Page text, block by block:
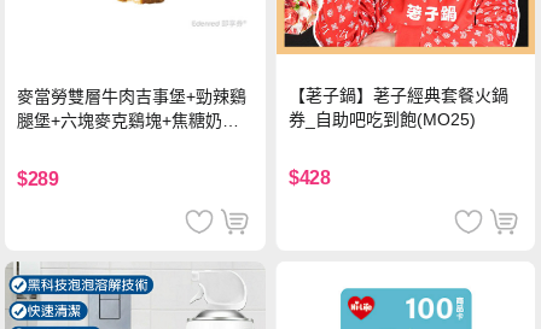
麥當勞雙層牛肉吉事堡+勁辣鷄
腿堡+六塊麥克鷄塊+焦糖奶茶
$289
【荖子鍋】荖子經典套餐火鍋
券_自助吧吃到飽(MO25)
$428